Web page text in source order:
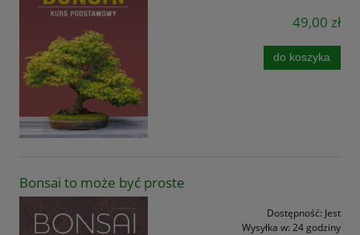
49,00 zł
do koszyka
Bonsai to może być proste
Dostępność: Jest
Wysyłka w: 24 godziny